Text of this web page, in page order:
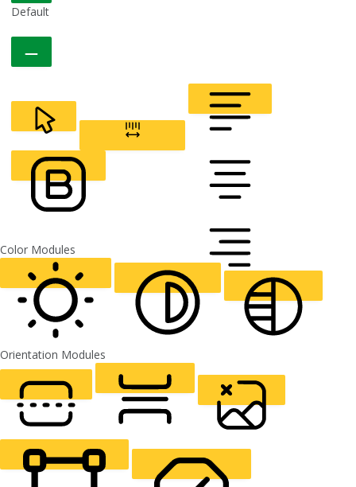
Default
CURSOR
ALIGN TEXT
FONT WEIGHT
Color Modules
LIGHT CONTRAST HIGH CONTRAST
Orientation Modules
READING LINE READING MASK HIDE IMAGES